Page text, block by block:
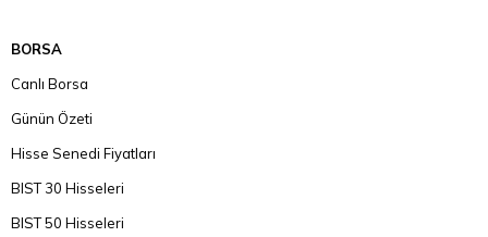
BORSA
Canlı Borsa
Günün Özeti
Hisse Senedi Fiyatları
BIST 30 Hisseleri
BIST 50 Hisseleri